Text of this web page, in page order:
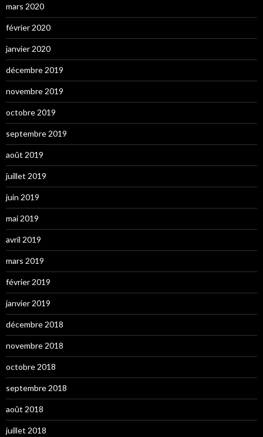
mars 2020
février 2020
janvier 2020
décembre 2019
novembre 2019
octobre 2019
septembre 2019
août 2019
juillet 2019
juin 2019
mai 2019
avril 2019
mars 2019
février 2019
janvier 2019
décembre 2018
novembre 2018
octobre 2018
septembre 2018
août 2018
juillet 2018